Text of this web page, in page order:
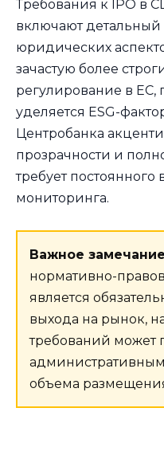
Требования к IPO в
включают
юридических
зачастую более
регулирование в ЕС,
уделяется ESG-
Центробанка
прозрачности и
требует постоянного
мониторинга.
Важное
нормативно-
является
выхода на рынок,
требований может
объема